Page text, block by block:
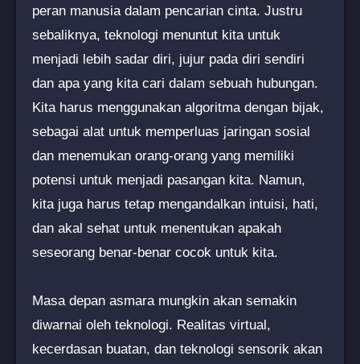
peran manusia dalam pencarian cinta. Justru
sebaliknya, teknologi menuntut kita untuk
menjadi lebih sadar diri, jujur pada diri sendiri
dan apa yang kita cari dalam sebuah hubungan.
Kita harus menggunakan algoritma dengan bijak,
sebagai alat untuk memperluas jaringan sosial
dan menemukan orang-orang yang memiliki
potensi untuk menjadi pasangan kita. Namun,
kita juga harus tetap mengandalkan intuisi, hati,
dan akal sehat untuk menentukan apakah
seseorang benar-benar cocok untuk kita.
Masa depan asmara mungkin akan semakin
diwarnai oleh teknologi. Realitas virtual,
kecerdasan buatan, dan teknologi sensorik akan